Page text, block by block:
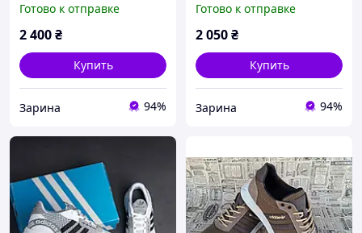
кроссовки Адидас Терекс
весна-лето -осень
Готово к отправке
2 400₴
Купить
Зарина 94%
лето
Готово к отправке
2 050₴
Купить
Зарина 94%